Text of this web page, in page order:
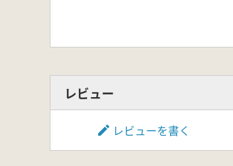
レビュー
レビューを書く